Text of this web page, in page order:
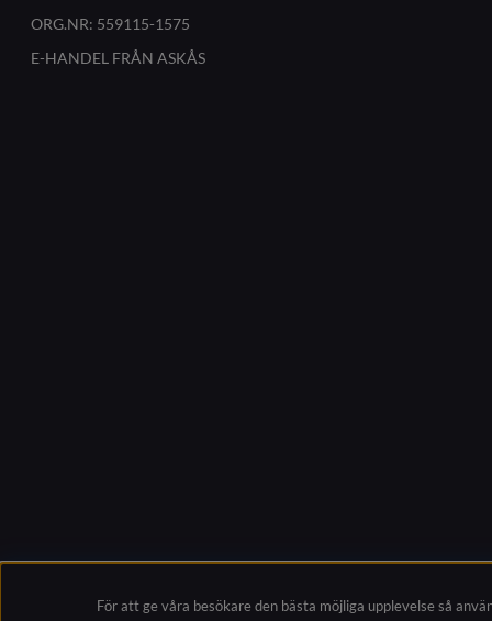
ORG.NR: 559115-1575
E-HANDEL FRÅN ASKÅS
För att ge våra besökare den bästa möjliga upplevelse så